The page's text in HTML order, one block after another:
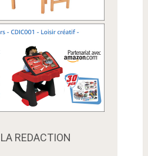
REDACTION